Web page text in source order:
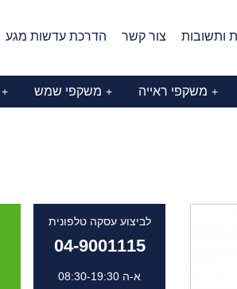
ותשובות צור קשר הדרכת עדשות מגע
משקפי ראייה + משקפי שמש +
+
לביצוע עסקה טלפונית
04-9001115
א-ה 08:30-19:30